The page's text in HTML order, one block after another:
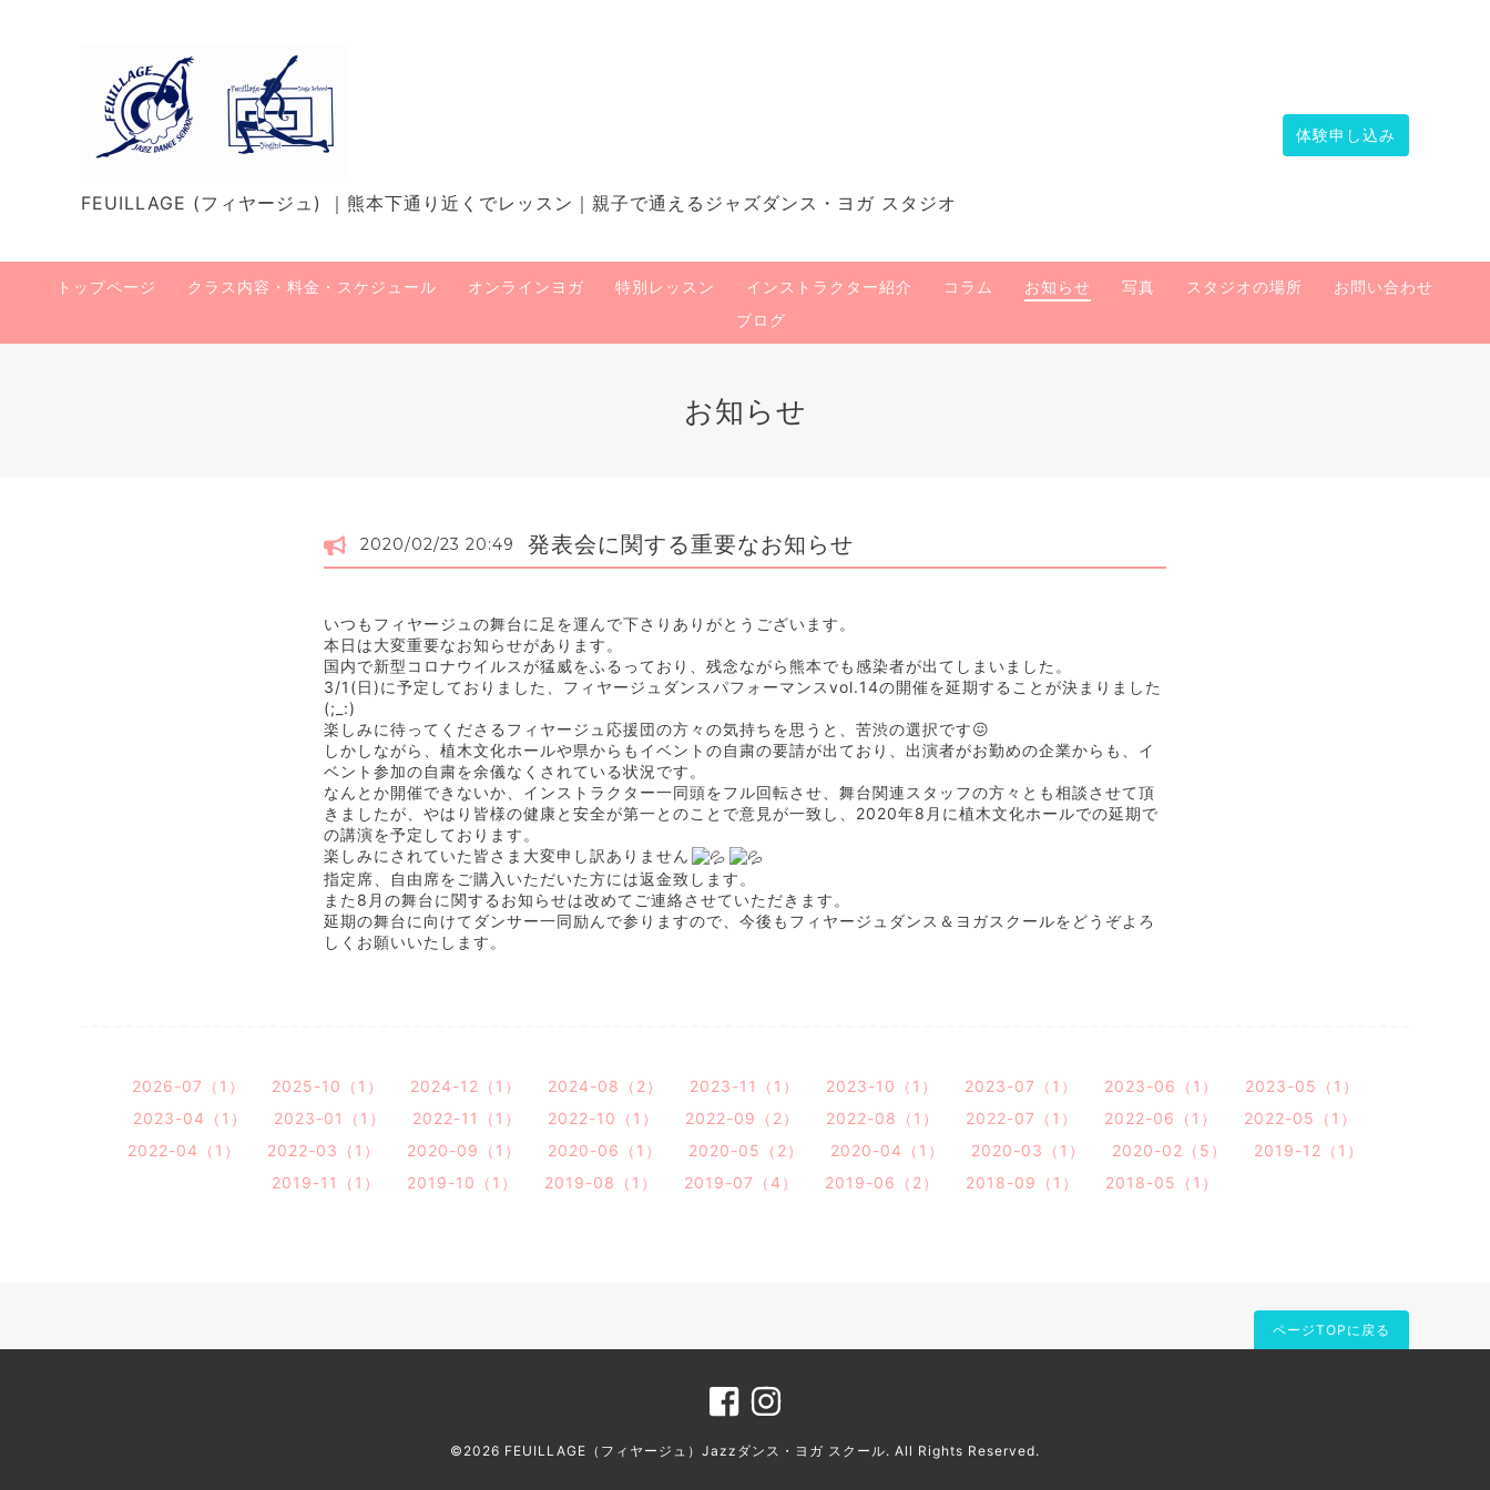
FEUILLAGE (フィヤージュ) ｜熊本下通り近くでレッスン｜親子で通えるジャズダンス・ヨガ スタジオ
体験申し込み
トップページ クラス内容・料金・スケジュール オンラインヨガ 特別レッスン インストラクター紹介 コラム お知らせ 写真 スタジオの場所
お問い合わせ
ブログ
お知らせ
2020/02/23 20:49 発表会に関する重要なお知らせ
いつもフィヤージュの舞台に足を運んで下さりありがとうございま す。
本日は大変重要なお知らせがあります。
国内で新型コロナウイルスが猛威をふるっており、 残念ながら熊本でも感染者が出てしまいました。
3/1(日)に予定しておりました、 フィヤージュダンスパフォーマンスvol.14の開催を延期することが決まりました
(;_:)
楽しみに待ってくださるフィヤージュ応援団の方々の気持ちを思う と、苦渋の選択です😖
しかしながら、 植木文化ホールや県からもイベントの自粛の要請が出ており、 出演者がお勤めの企業からも、 イ
ベント参加の自粛を余儀なくされている状況です。
なんとか開催できないか、 インストラクター一同頭をフル回転させ、 舞台関連スタッフの方々とも相談させて頂
きましたが、 やはり皆様の健康と安全が第一とのことで意見が一致し、 2020年8月に植木文化ホールでの延期で
の講演を予定しており ます。
楽しみにされていた皆さま大変申し訳ありません
指定席、自由席をご購入いただいた方には返金致します。
また8月の舞台に関するお知らせは改めてご連絡させていただきま す。
延期の舞台に向けてダンサー一同励んで参りますので、 今後もフィヤージュダンス＆ ヨガスクールをどうぞよろ
しくお願いいたします。
2026-07（1） 2025-10（1） 2024-12（1） 2024-08（2） 2023-11（1） 2023-10（1） 2023-07（1） 2023-06（1）
2023-05（1）
2023-04（1）
2023-01（1） 2022-11（1） 2022-10（1） 2022-09（2） 2022-08（1） 2022-07（1） 2022-06（1）
2022-05（1）
2022-04（1）
2022-03（1） 2020-09（1） 2020-06（1） 2020-05（2） 2020-04（1） 2020-03（1） 2020-02（5）
2019-12（1）
2019-11（1）
2019-10（1） 2019-08（1） 2019-07（4） 2019-06（2） 2018-09（1） 2018-05（1）
ページTOPに戻る
©2026 FEUILLAGE（フィヤージュ）Jazzダンス・ヨガ スクール. All Rights Reserved.